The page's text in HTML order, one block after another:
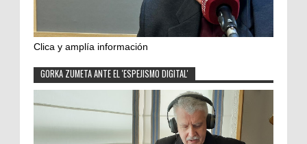
Clica y amplía información
GORKA ZUMETA ANTE EL 'ESPEJISMO DIGITAL'